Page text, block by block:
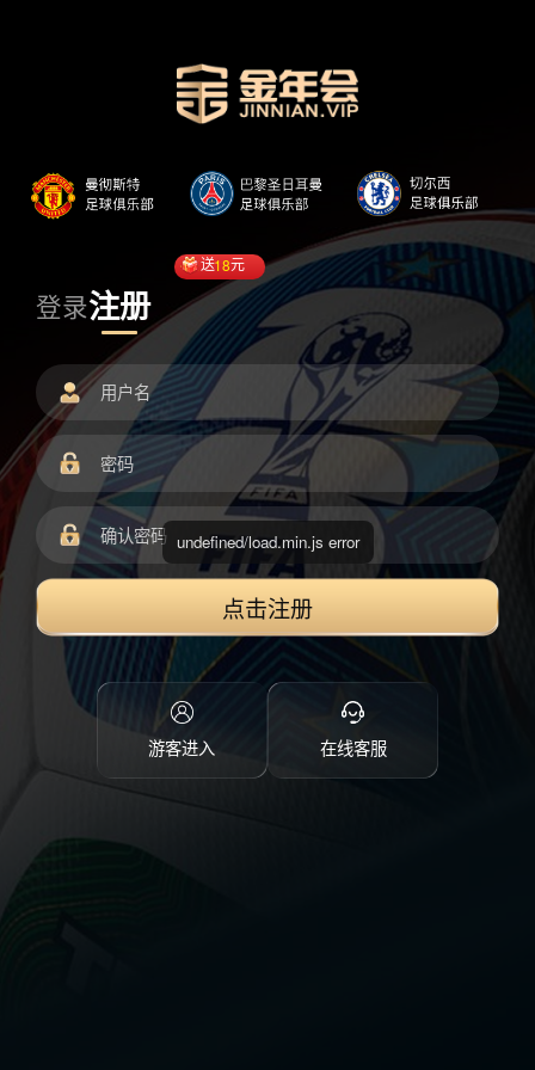
登录注册
送18元
点击注册
游客进入 在线客服
undefined/load.min.js error